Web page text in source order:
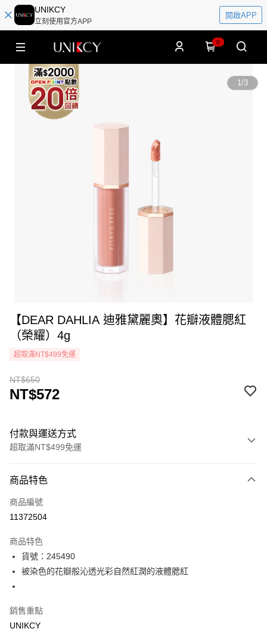
UNIKCY
立刻使用官方APP
開啟APP
0
1/3
【DEAR DAHLIA 迪雅黛麗奧】花瓣液體腮紅
（榮耀）4g
超取滿NT$499免運
NT$650
NT$572
付款與運送方式
超取滿NT$499免運
icash Pay
信用卡一次付款
LINE Pay
Apple Pay
商品特色
商品編號
11372504
商品特色
貨號：245490
被染色的花瓣般沁透光彩自然紅潤的液體腮紅
銷售重點
UNIKCY